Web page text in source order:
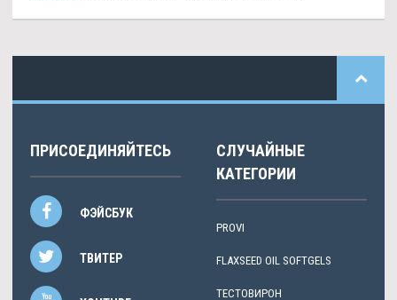
ПРИСОЕДИНЯЙТЕСЬ
ФЭЙСБУК
ТВИТЕР
СЛУЧАЙНЫЕ
КАТЕГОРИИ
PROVI
FLAXSEED OIL SOFTGELS
ТЕСТОВИРОН